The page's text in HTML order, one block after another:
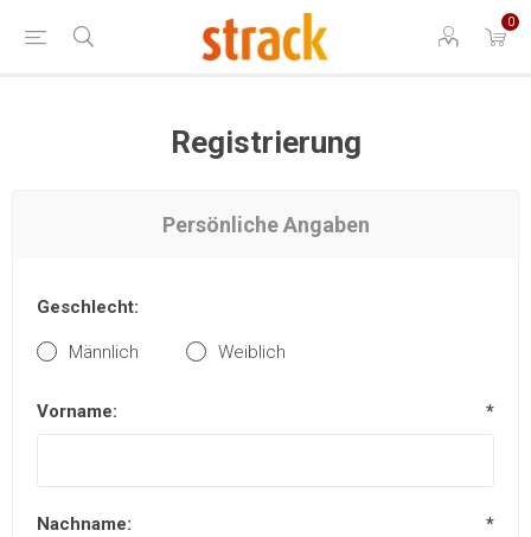
0
Registrierung
Persönliche Angaben
Geschlecht:
Männlich Weiblich
Vorname: *
Nachname: *